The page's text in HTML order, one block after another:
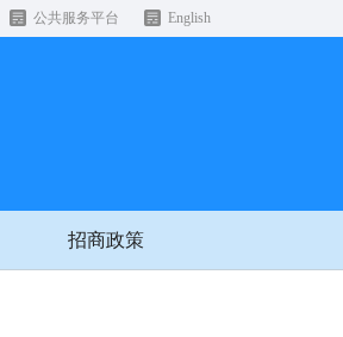
公共服务平台 English
招商政策